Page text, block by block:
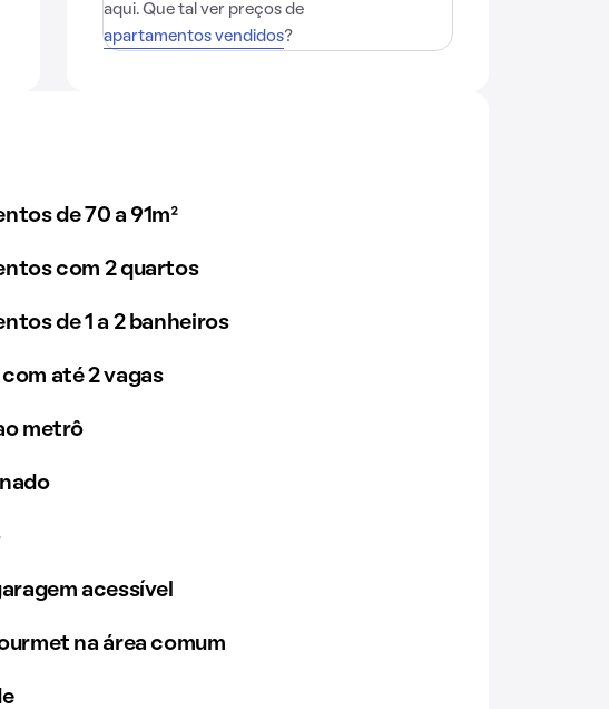
aqui. Que tal ver preços de
apartamentos vendidos?
de 70 a 91m²
com 2 quartos
de 1 a 2 banheiros
até 2 vagas
metrô
acessível
na área comum